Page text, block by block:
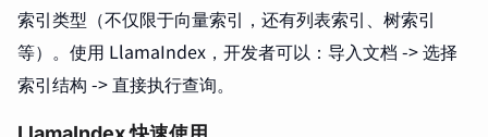
索引类型（不仅限于向量索引，还有列表索引、树索引
等）。使用 LlamaIndex，开发者可以：导入文档 -> 选择
索引结构 -> 直接执行查询。